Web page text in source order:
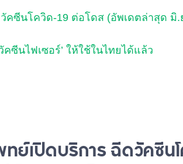
วัคซีนโควิด-19 ต่อโดส (อัพเดตล่าสุด มิ.
คซีนไฟเซอร์’ ให้ใช้ในไทยได้แล้ว
ทย์เปิดบริการ ฉีดวัคซี